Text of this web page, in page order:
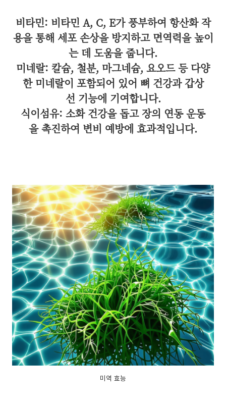
비타민: 비타민 A, C, E가 풍부하여 항산화 작
용을 통해 세포 손상을 방지하고 면역력을 높이
는 데 도움을 줍니다.
미네랄: 칼슘, 철분, 마그네슘, 요오드 등 다양
한 미네랄이 포함되어 있어 뼈 건강과 갑상
선 기능에 기여합니다.
식이섬유: 소화 건강을 돕고 장의 연동 운동
을 촉진하여 변비 예방에 효과적입니다.
미역 효능